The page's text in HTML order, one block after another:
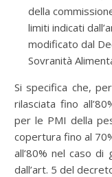
della
limiti indicati
modificato dal
Sovranità
Si specifica che,
rilasciata fino
per le PMI della
copertura fino al
all’80% nel caso
dall’art. 5 del